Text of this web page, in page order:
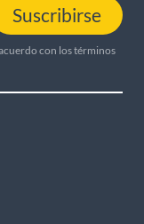
Suscribirse
con los términos